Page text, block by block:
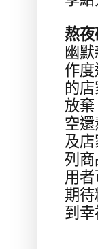
熬
幽
作
的
放
空
及
列商
用
期
到幸